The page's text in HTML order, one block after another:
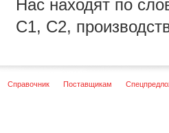
Нас находят по
С1, С2,
Справочник Поставщикам